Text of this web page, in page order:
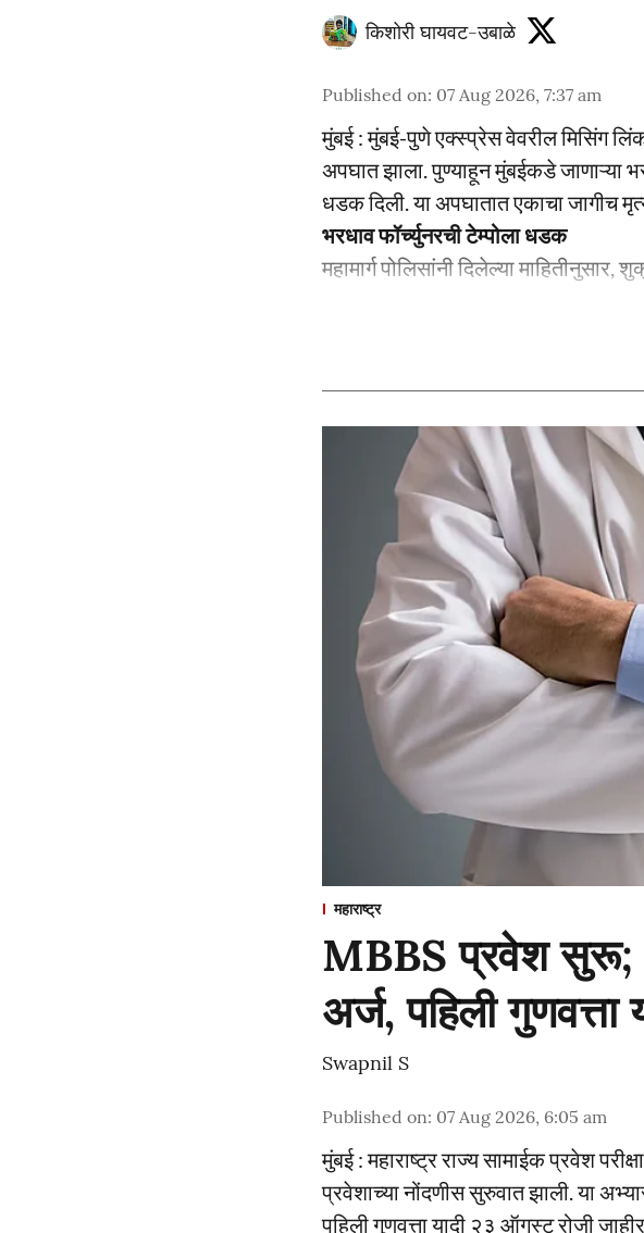
किशोरी घायवट-उबाळे
Published on: 07 Aug 2026, 7:37 am
मुंबई : मुंबई-पुणे एक्स्प्रेस वेवरील मिसिंग
अपघात झाला. पुण्याहून मुंबईकडे जाणाऱ्या
धडक दिली. या अपघातात एकाचा जागीच
भरधाव फॉर्च्युनरची टेम्पोला धडक
महामार्ग पोलिसांनी दिलेल्या माहितीनुसार,
महाराष्ट्र
MBBS प्रवेश सुरू;
अर्ज, पहिली
Swapnil S
Published on: 07 Aug 2026, 6:05 am
मुंबई : महाराष्ट्र राज्य सामाईक प्रवेश
प्रवेशाच्या नोंदणीस सुरुवात झाली. या
पहिली गुणवत्ता यादी २३ ऑगस्ट रोजी जाहीर